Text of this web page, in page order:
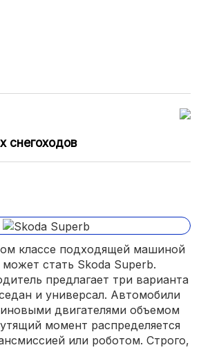
снегоходов
классе подходящей машиной
стать Skoda Superb.
предлагает три варианта
и универсал. Автомобили
двигателями объемом
момент распределяется
или роботом. Строго,